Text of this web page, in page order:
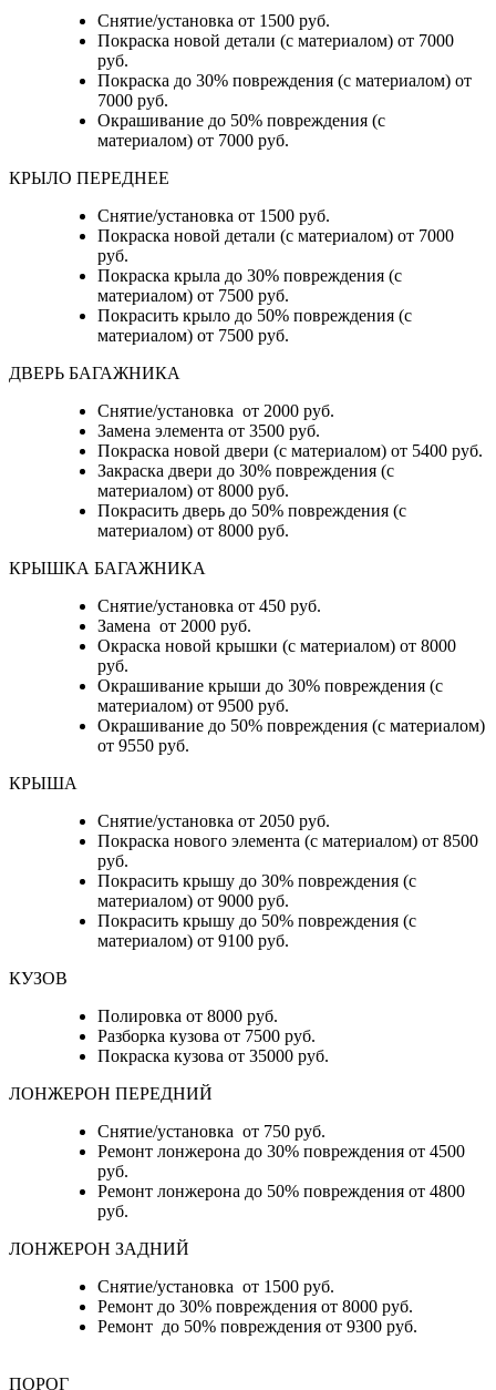
Снятие/установка от 1500 руб.
Покраска новой детали (с материалом) от 7000
руб.
Покраска до 30% повреждения (с материалом) от
7000 руб.
Окрашивание до 50% повреждения (с
материалом) от 7000 руб.
КРЫЛО ПЕРЕДНЕЕ
Снятие/установка от 1500 руб.
Покраска новой детали (с материалом) от 7000
руб.
Покраска крыла до 30% повреждения (с
материалом) от 7500 руб.
Покрасить крыло до 50% повреждения (с
материалом) от 7500 руб.
ДВЕРЬ БАГАЖНИКА
Снятие/установка от 2000 руб.
Замена элемента от 3500 руб.
Покраска новой двери (с материалом) от 5400 руб.
Закраска двери до 30% повреждения (с
материалом) от 8000 руб.
Покрасить дверь до 50% повреждения (с
материалом) от 8000 руб.
КРЫШКА БАГАЖНИКА
Снятие/установка от 450 руб.
Замена от 2000 руб.
Окраска новой крышки (с материалом) от 8000
руб.
Окрашивание крыши до 30% повреждения (с
материалом) от 9500 руб.
Окрашивание до 50% повреждения (с материалом)
от 9550 руб.
КРЫША
Снятие/установка от 2050 руб.
Покраска нового элемента (с материалом) от 8500
руб.
Покрасить крышу до 30% повреждения (с
материалом) от 9000 руб.
Покрасить крышу до 50% повреждения (с
материалом) от 9100 руб.
КУЗОВ
Полировка от 8000 руб.
Разборка кузова от 7500 руб.
Покраска кузова от 35000 руб.
ЛОНЖЕРОН ПЕРЕДНИЙ
Снятие/установка от 750 руб.
Ремонт лонжерона до 30% повреждения от 4500
руб.
Ремонт лонжерона до 50% повреждения от 4800
руб.
ЛОНЖЕРОН ЗАДНИЙ
Снятие/установка от 1500 руб.
Ремонт до 30% повреждения от 8000 руб.
Ремонт до 50% повреждения от 9300 руб.
ПОРОГ